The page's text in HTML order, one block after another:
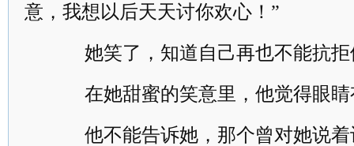
意，我想以后天天讨你欢心！”
她笑了，知道自己再也不能抗拒
在她甜蜜的笑意里，他觉得眼睛
他不能告诉她，那个曾对她说着